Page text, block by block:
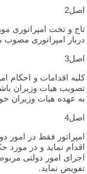
اصل‏2
تاج‏ و تخت‏ امپراتوری‏
دربار امپراتوری‏
اصل‏3
کلیه‏ اقدامات‏ و احکام‏
تصویب‏ هیات‏ وزیران‏
به‏ عهده‏ هیات‏ وزیران‏
اصل‏4
امپراتور فقط در امور
اقدام‏ نماید و در مورد
اجرای‏ امور دولتی‏
تفویض‏ نماید.